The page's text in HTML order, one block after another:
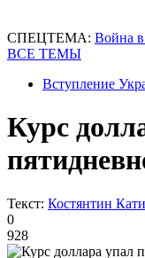
СПЕЦТЕМА: Война
ВСЕ ТЕМЫ
Вступление
Курс
Текст: Костянтин
0
928